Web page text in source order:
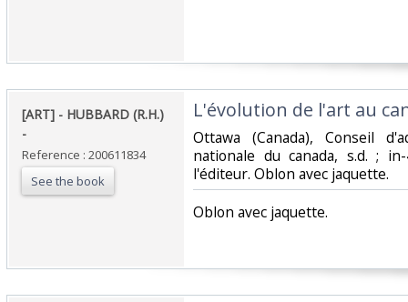
‎[ART] - HUBBARD (R.H.)
- ‎
Reference : 200611834
See the book
‎L'évolution de l'art au
‎Ottawa (Canada), Conseil
nationale du canada, s.d. ;
l'éditeur. Oblon avec jaquette.‎
‎Oblon avec jaquette.‎